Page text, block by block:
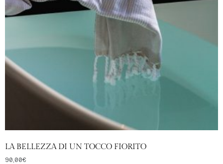
LA BELLEZZA DI UN TOCCO FIORITO
90,00€